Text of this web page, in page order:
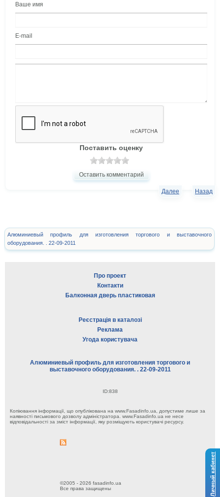
Личный кабинет
Ваше имя
E-mail
Поставить оценку
Оставить комментарий
Назад
Далее
Алюминиевый профиль для изготовления торгового и выставочного
оборудования. . 22-09-2011
Про проект
Контакти
Балконная дверь пластиковая
Реєстрація в каталозі
Реклама
Угода користувача
Алюминиевый профиль для изготовления торгового и
выставочного оборудования. . 22-09-2011
ID:838
Копіювання інформації, що опублікована на www.Fasadinfo.ua, допустиме лише за
наявності письмового дозволу адміністратора. www.Fasadinfo.ua не несе
відповідальності за зміст інформації, яку розміщують користувачі ресурсу.
©2005 - 2026 fasadinfo.ua
Все права защищены